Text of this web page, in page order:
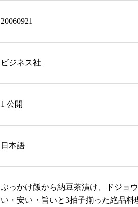
20060921
ビジネス社
1 公開
日本語
ぶっかけ飯から納豆茶漬け、ドジョ
い・安い・旨いと3拍子揃った絶品料